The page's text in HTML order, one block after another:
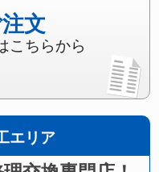
文
こちらから
エリア